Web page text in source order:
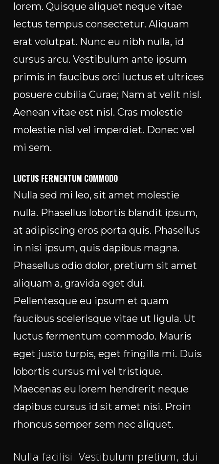
lorem. Quisque aliquet neque vitae
lectus tempus consectetur. Aliquam
erat volutpat. Nunc eu nibh nulla, id
cursus arcu. Vestibulum ante ipsum
primis in faucibus orci luctus et ultrices
posuere cubilia Curae; Nam at velit nisl.
Aenean vitae est nisl. Cras molestie
molestie nisl vel imperdiet. Donec vel
mi sem.
LUCTUS FERMENTUM COMMODO
Nulla sed mi leo, sit amet molestie
nulla. Phasellus lobortis blandit ipsum,
at adipiscing eros porta quis. Phasellus
in nisi ipsum, quis dapibus magna.
Phasellus odio dolor, pretium sit amet
aliquam a, gravida eget dui.
Pellentesque eu ipsum et quam
faucibus scelerisque vitae ut ligula. Ut
luctus fermentum commodo. Mauris
eget justo turpis, eget fringilla mi. Duis
lobortis cursus mi vel tristique.
Maecenas eu lorem hendrerit neque
dapibus cursus id sit amet nisi. Proin
rhoncus semper sem nec aliquet.
Nulla facilisi. Vestibulum pretium, dui